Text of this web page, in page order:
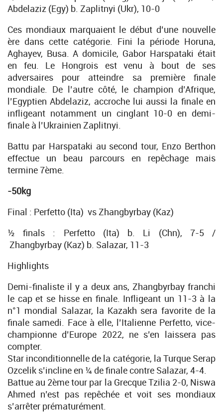
Abdelaziz (Egy) b. Zaplitnyi (Ukr), 10-0
Ces mondiaux marquaient le début d’une nouvelle
ère dans cette catégorie. Fini la période Horuna,
Aghayev, Busa. A domicile, Gabor Harspataki était
en feu. Le Hongrois est venu à bout de ses
adversaires pour atteindre sa première finale
mondiale. De l’autre côté, le champion d’Afrique,
l’Egyptien Abdelaziz, accroche lui aussi la finale en
infligeant notamment un cinglant 10-0 en demi-
finale à l’Ukrainien Zaplitnyi.
Battu par Harspataki au second tour, Enzo Berthon
effectue un beau parcours en repêchage mais
termine 7ème.
-50kg
Final : Perfetto (Ita) vs Zhangbyrbay (Kaz)
½ finals : Perfetto (Ita) b. Li (Chn), 7-5 /
Zhangbyrbay (Kaz) b. Salazar, 11-3
Highlights
Demi-finaliste il y a deux ans, Zhangbyrbay franchi
le cap et se hisse en finale. Infligeant un 11-3 à la
n°1 mondial Salazar, la Kazakh sera favorite de la
finale samedi. Face à elle, l’Italienne Perfetto, vice-
championne d’Europe 2022, ne s’en laissera pas
compter.
Star inconditionnelle de la catégorie, la Turque Serap
Ozcelik s’incline en ¼ de finale contre Salazar, 4-4.
Battue au 2ème tour par la Grecque Tzilia 2-0, Niswa
Ahmed n’est pas repêchée et voit ses mondiaux
s’arrêter prématurément.